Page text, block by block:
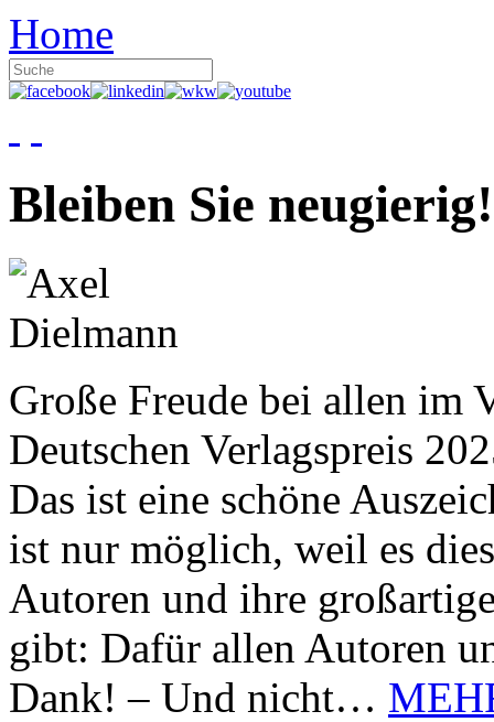
Home
Bleiben Sie neugierig!
Große Freude bei allen im
Deutschen Verlagspreis
Das ist eine schöne
ist nur möglich, weil es
Autoren und ihre
gibt: Dafür allen Autoren
Dank! – Und nicht…